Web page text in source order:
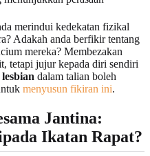
merindui kedekatan fizikal
Adakah anda berfikir tentang
mereka? Membezakan
tetapi jujur kepada diri sendiri
dalam talian boleh
menyusun fikiran ini.
Jantina:
Ikatan Rapat?